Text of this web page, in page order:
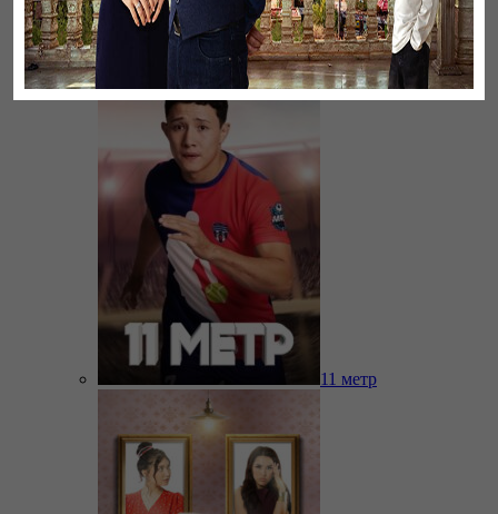
Бауырлар
11 метр